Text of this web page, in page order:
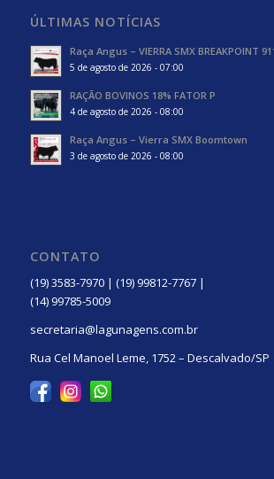
ÚLTIMAS NOTÍCIAS
Raça Angus – VIERRA SMX BREAKPOINT
5 de agosto de 2026 - 07:00
RAÇÃO BOVINOS 18% FATOR P
4 de agosto de 2026 - 08:00
Raça Angus – Vierra SMX Boomtown
3 de agosto de 2026 - 08:00
CONTATO
(19) 3583-7970 | (19) 99812-7767 |
(14) 99785-5009
secretaria@lagunagens.com.br
Rua Cel Manoel Leme, 1752 – Descalvado/SP